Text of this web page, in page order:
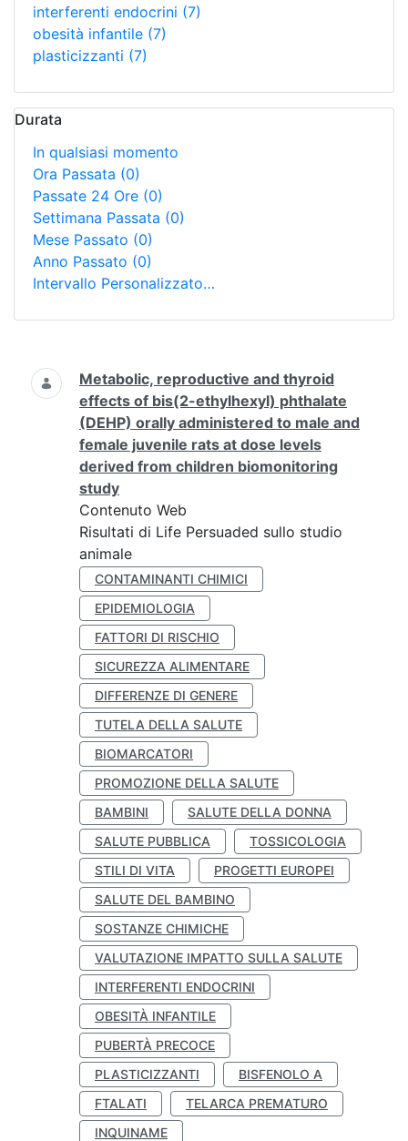
interferenti endocrini (7)
obesità infantile (7)
plasticizzanti (7)
Durata
In qualsiasi momento
Ora Passata (0)
Passate 24 Ore (0)
Settimana Passata (0)
Mese Passato (0)
Anno Passato (0)
Intervallo Personalizzato…
Ricerca
Metabolic, reproductive and thyroid
effects of bis(2-ethylhexyl) phthalate
(DEHP) orally administered to male and
female juvenile rats at dose levels
derived from children biomonitoring
study
Contenuto Web
Risultati di Life Persuaded sullo studio
animale
CONTAMINANTI CHIMICI
EPIDEMIOLOGIA
FATTORI DI RISCHIO
SICUREZZA ALIMENTARE
DIFFERENZE DI GENERE
TUTELA DELLA SALUTE
BIOMARCATORI
PROMOZIONE DELLA SALUTE
BAMBINI
SALUTE DELLA DONNA
SALUTE PUBBLICA
TOSSICOLOGIA
STILI DI VITA
PROGETTI EUROPEI
SALUTE DEL BAMBINO
SOSTANZE CHIMICHE
VALUTAZIONE IMPATTO SULLA SALUTE
INTERFERENTI ENDOCRINI
OBESITÀ INFANTILE
PUBERTÀ PRECOCE
PLASTICIZZANTI
BISFENOLO A
FTALATI
TELARCA PREMATURO
INQUINAME